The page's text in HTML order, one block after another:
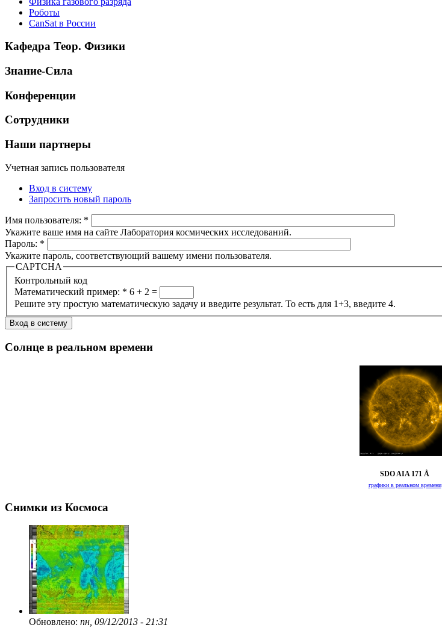
Роботы
CanSat в России
Кафедра Теор. Физики
Знание-Сила
Конференции
Сотрудники
Наши партнеры
Учетная запись пользователя
Вход в систему
Запросить новый пароль
Имя пользователя: *
Укажите ваше имя на сайте Лаборатория космических исследований.
Пароль: *
Укажите пароль, соответствующий вашему имени пользователя.
CAPTCHA
Контрольный код
Математический пример: * 6 + 2 =
Решите эту простую математическую задачу и введите результат. То есть для 1+3, введите 4.
Солнце в реальном времени
SDO AIA 171 Å
графики в реальном времени
Снимки из Космоса
Обновлено: пн, 09/12/2013 - 21:31